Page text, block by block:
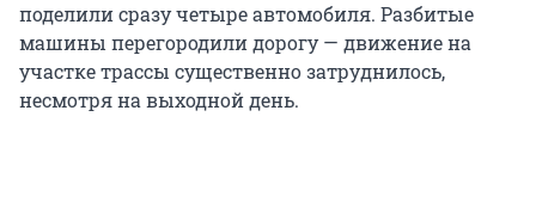
поделили сразу четыре автомобиля. Разбитые
машины перегородили дорогу — движение на
участке трассы существенно затруднилось,
несмотря на выходной день.